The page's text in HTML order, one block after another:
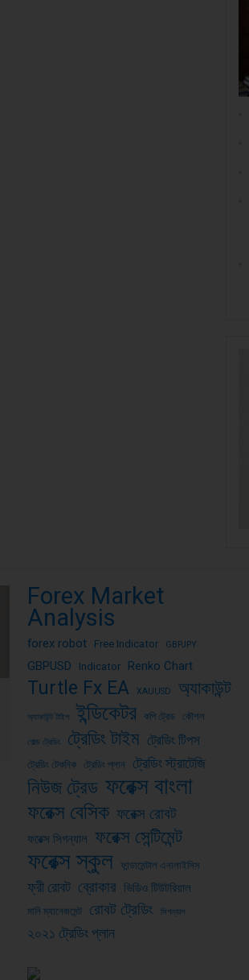
Forex Market
Analysis
forex robot Free Indicator GBPJPY
GBPUSD Indicator Renko Chart
Turtle Fx EA XAUUSD অ্যাকাউন্ট
অ্যাকাউন্ট টাইপ ইন্ডিকেটর কপি ট্রেড কৌশল
গোল্ড ট্রেডিং ট্রেডিং টাইম ট্রেডিং টিপস
ট্রেডিং টেকনিক ট্রেডিং প্লান ট্রেডিং স্ট্রাটেজি
নিউজ ট্রেড ফরেক্স বাংলা
ফরেক্স বেসিক ফরেক্স রোবট
ফরেক্স সিগন্যাল ফরেক্স সেন্টিমেন্ট
ফরেক্স স্কুল ফান্ডামেন্টাল এনালাইসিস
ফ্রী রোবট ব্রোকার ভিডিও টিউটরিয়াল
মানি ম্যানেজমেন্ট রোবট ট্রেডিং সিগন্যাল
২০২১ ট্রেডিং প্লান